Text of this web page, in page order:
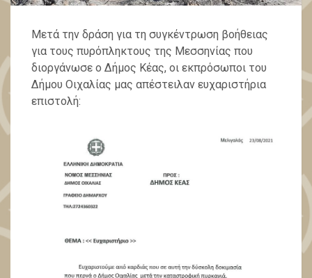
Μετά την δράση για τη συγκέντρωση βοήθειας
για τους πυρόπληκτους της Μεσσηνίας που
διοργάνωσε ο Δήμος Κέας, οι εκπρόσωποι του
Δήμου Οιχαλίας μας απέστειλαν ευχαριστήρια
επιστολή: